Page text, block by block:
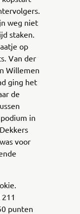
weg niet
staken.
op
Van der
Willemen
ging het
de
in
voor
punten